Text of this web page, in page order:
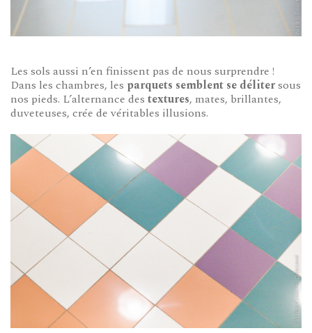
Les sols aussi n’en finissent pas de nous surprendre !
Dans les chambres, les parquets semblent se délitersous
nos pieds. L’alternance des textures, mates, brillantes,
duveteuses, crée de véritables illusions.